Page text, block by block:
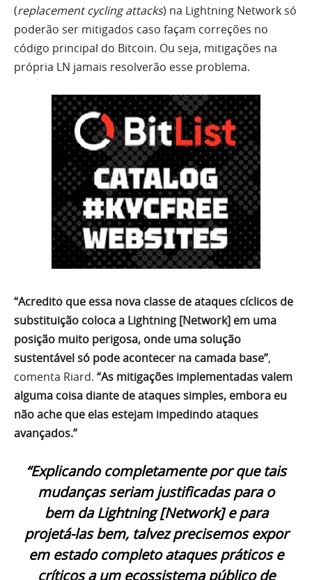
(replacement cycling attacks) na Lightning Network só
poderão ser mitigados caso façam correções no
código principal do Bitcoin. Ou seja, mitigações na
própria LN jamais resolverão esse problema.
“Acredito que essa nova classe de ataques cíclicos de
substituição coloca a Lightning [Network] em uma
posição muito perigosa, onde uma solução
sustentável só pode acontecer na camada base”,
comenta Riard. “As mitigações implementadas valem
alguma coisa diante de ataques simples, embora eu
não ache que elas estejam impedindo ataques
avançados.”
“Explicando completamente por que tais
mudanças seriam justificadas para o
bem da Lightning [Network] e para
projetá-las bem, talvez precisemos expor
em estado completo ataques práticos e
críticos a um ecossistema público de